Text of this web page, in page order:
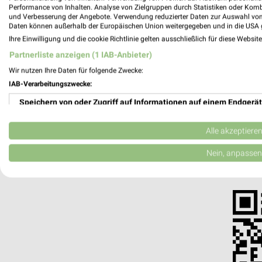
Alle MediaMarkt Saturn Angebote immer
✔
Push-
✔Einkaufsliste -
Performance von Inhalten. Analyse von Zielgruppen durch Statistiken oder
und Verbesserung der Angebote. Verwendung reduzierter Daten zur Auswahl
Daten können außerhalb der Europäischen Union weitergegeben und in die USA
Ihre Einwilligung und die cookie Richtlinie gelten ausschließlich für diese
Partnerliste anzeigen (1 IAB-Anbieter)
Wir nutzen Ihre Daten für folgende Zwecke:
IAB-Verarbeitungszwecke:
Speichern von oder Zugriff auf Informationen auf einem Endgerät
Verwendung reduzierter Daten zur Auswahl von Werbeanzeigen
Erstellung von Profilen für personalisierte Werbung
Verwendung von Profilen zur Auswahl personalisierter Inhalte
Alle akzeptieren
Nein, anpassen